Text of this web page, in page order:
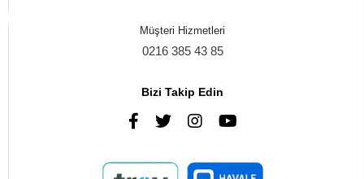
Müşteri Hizmetleri
0216 385 43 85
Bizi Takip Edin